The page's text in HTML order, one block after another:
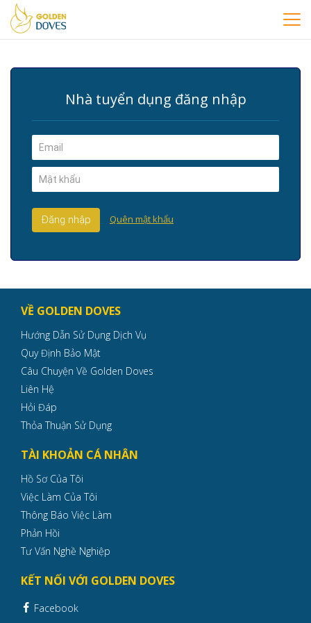
Nhà tuyển dụng đăng nhập
Đăng nhập Quên mật khẩu
VỀ GOLDEN DOVES
Hướng Dẫn Sử Dụng Dịch Vụ
Quy Định Bảo Mật
Câu Chuyện Về Golden Doves
Liên Hệ
Hỏi Đáp
Thỏa Thuận Sử Dụng
TÀI KHOẢN CÁ NHÂN
Hồ Sơ Của Tôi
Việc Làm Của Tôi
Thông Báo Việc Làm
Phản Hồi
Tư Vấn Nghề Nghiệp
KẾT NỐI VỚI GOLDEN DOVES
Facebook